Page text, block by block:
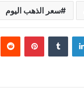
سعر الذهب اليوم
لينكدإن بينتيريست